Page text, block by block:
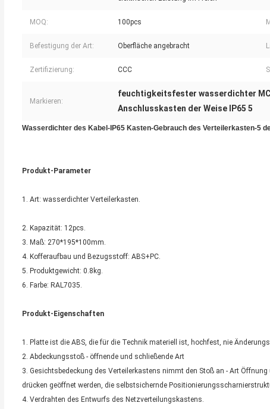
MOQ: 100pcs
Befestigung der Art: Oberfläche angebracht
Zertifizierung: CCC
Markieren:
feuchtigkeitsfester wasserdichter
Anschlusskasten der Weise IP65 5
Wasserdichter des Kabel-IP65 Kasten-Gebrauch des Verteilerkasten-5
Produkt-Parameter
1. Art: wasserdichter Verteilerkasten.
2. Kapazität: 12pcs.
3. Maß: 270*195*100mm.
4. Kofferaufbau und Bezugsstoff: ABS+PC.
5. Produktgewicht: 0.8kg.
6. Farbe: RAL7035.
Produkt-Eigenschaften
1. Platte ist die ABS, die für die Technik materiell ist, hochfest, nie
2. Abdeckungsstoß - öffnende und schließende Art
3. Gesichtsbedeckung des Verteilerkastens nimmt den Stoß an - Art
drücken geöffnet werden, die selbstsichernde
4. Verdrahten des Entwurfs des Netzverteilungskastens.